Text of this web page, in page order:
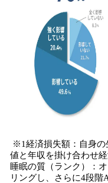
※1経済損失額：自身の
値と年収を掛け合わせ
睡眠の質（ランク）：
リングし、さらに4段階